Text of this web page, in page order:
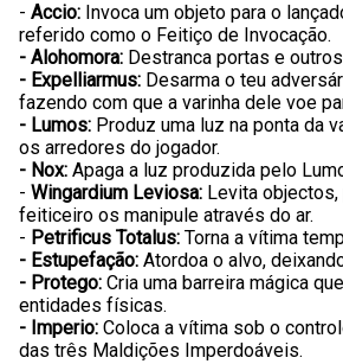
- Accio: Invoca um objeto para o
referido como o Feitiço de Invocação.
- Alohomora: Destranca portas e
- Expelliarmus: Desarma o teu
fazendo com que a varinha dele voe
- Lumos: Produz uma luz na ponta da
os arredores do jogador.
- Nox: Apaga a luz produzida pelo
- Wingardium Leviosa: Levita
feiticeiro os manipule através do ar.
- Petrificus Totalus: Torna a vítima
- Estupefação: Atordoa o alvo,
- Protego: Cria uma barreira mágica
entidades físicas.
- Imperio: Coloca a vítima sob o
das três Maldições Imperdoáveis.